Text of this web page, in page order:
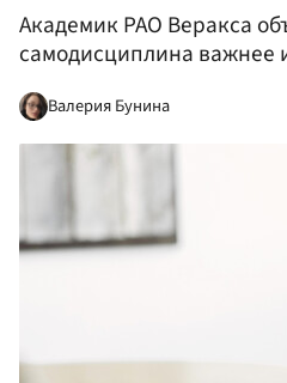
Академик РАО Веракса
самодисциплина важнее
Валерия Бунина